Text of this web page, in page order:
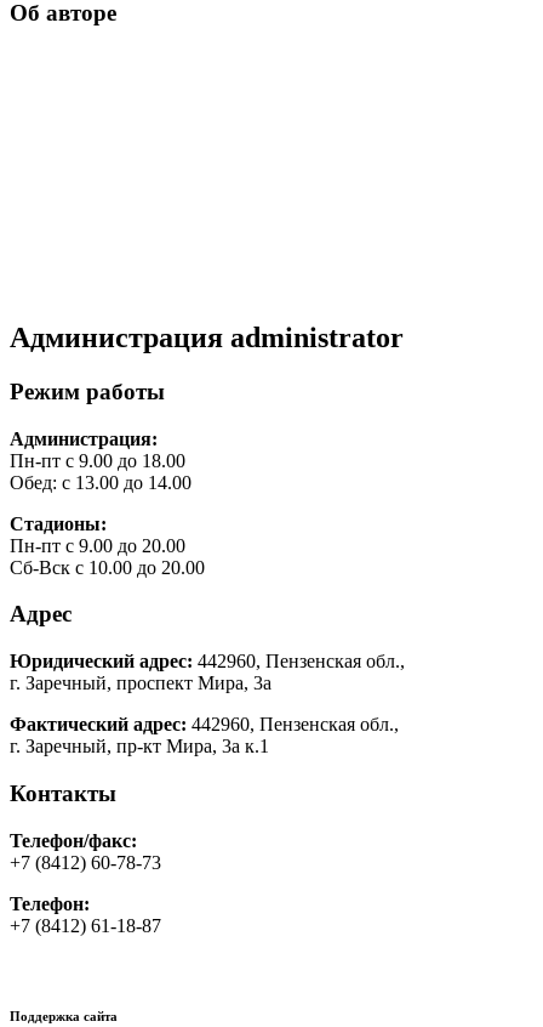
Об авторе
Администрация administrator
Режим работы
Администрация:
Пн-пт с 9.00 до 18.00
Обед: с 13.00 до 14.00
Стадионы:
Пн-пт с 9.00 до 20.00
Сб-Вск с 10.00 до 20.00
Адрес
Юридический адрес: 442960, Пензенская обл.,
г. Заречный, проспект Мира, 3а
Фактический адрес: 442960, Пензенская обл.,
г. Заречный, пр-кт Мира, 3а к.1
Контакты
Телефон/факс:
+7 (8412) 60-78-73
Телефон:
+7 (8412) 61-18-87
Поддержка сайта